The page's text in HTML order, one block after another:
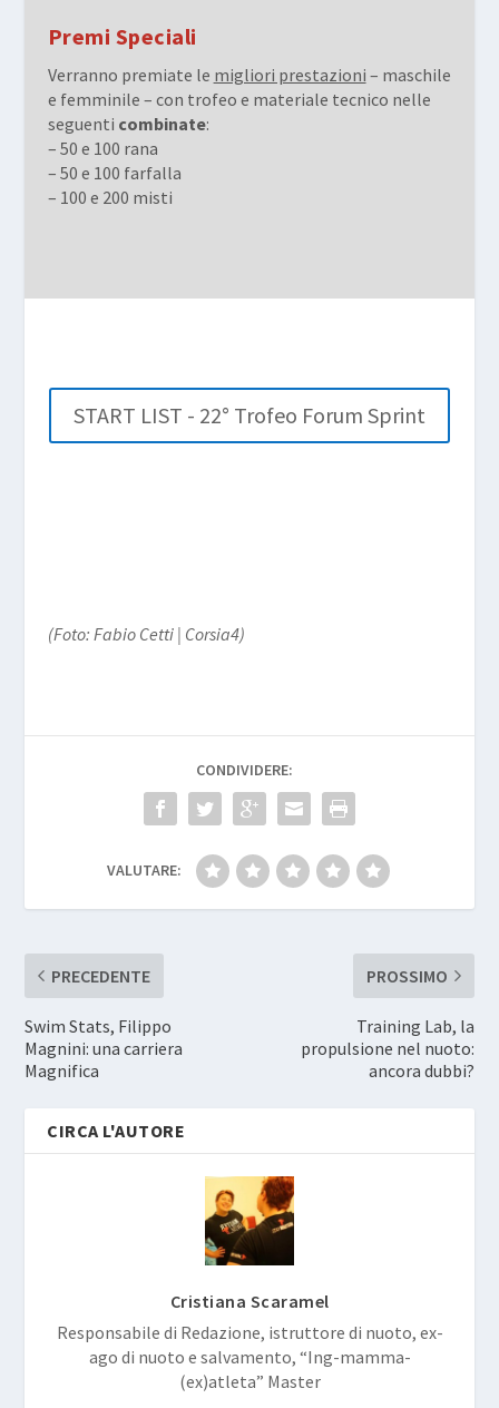
Premi Speciali
Verranno premiate le migliori prestazioni – maschile
e femminile – con trofeo e materiale tecnico nelle
seguenti combinate:
– 50 e 100 rana
– 50 e 100 farfalla
– 100 e 200 misti
START LIST - 22° Trofeo Forum Sprint
(Foto: Fabio Cetti | Corsia4)
CONDIVIDERE:
VALUTARE:
PRECEDENTE
Swim Stats, Filippo
Magnini: una carriera
Magnifica
PROSSIMO
Training Lab, la
propulsione nel nuoto:
ancora dubbi?
CIRCA L'AUTORE
Cristiana Scaramel
Responsabile di Redazione, istruttore di nuoto, ex-
ago di nuoto e salvamento, “Ing-mamma-
(ex)atleta” Master